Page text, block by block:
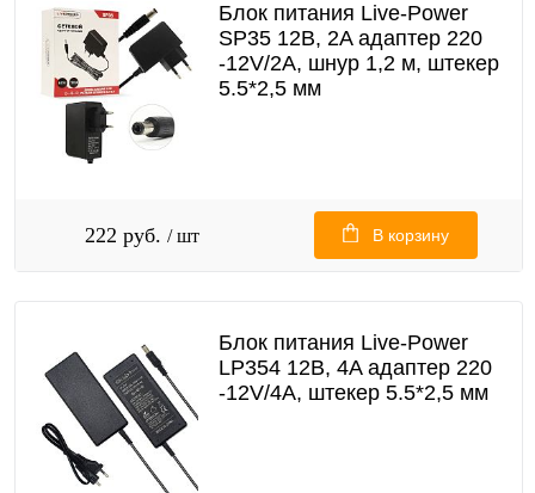
Блок питания Live-Power
SP35 12В, 2A адаптер 220
-12V/2A, шнур 1,2 м, штекер
5.5*2,5 мм
222 руб. / шт В корзину
Блок питания Live-Power
LP354 12В, 4A адаптер 220
-12V/4A, штекер 5.5*2,5 мм